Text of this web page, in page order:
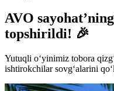
AVO
topshirildi! 🎉
Yutuqli o‘yinimiz tobora
ishtirokchilar sovg‘alarini